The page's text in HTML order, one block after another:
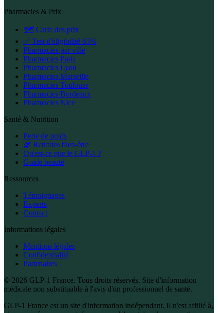
Pharmacies & Prix
🗺️ Carte des prix
✅ Test d'éligibilité 65%
Pharmacies par ville
Pharmacies Paris
Pharmacies Lyon
Pharmacies Marseille
Pharmacies Toulouse
Pharmacies Bordeaux
Pharmacies Nice
Santé & Nutrition
Perte de poids
🌿 Retraites bien-être
Qu'est-ce que le GLP-1 ?
Guide beauté
Ressources
Témoignages
Experts
Contact
Informations légales
Mentions légales
Confidentialité
Partenaires
© 2026 GLP-1 France. Tous droits réservés. Site d'information
médicale non substituable à l'avis d'un professionnel de santé.
GLP-1 France est un site d'information indépendant. Il n'est affilié à,